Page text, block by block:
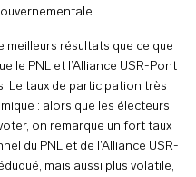
meilleurs résultats que ce que
le PNL et l’Alliance USR-Pont
Le taux de participation très
: alors que les électeurs
on remarque un fort taux
du PNL et de l’Alliance USR-
mais aussi plus volatile,